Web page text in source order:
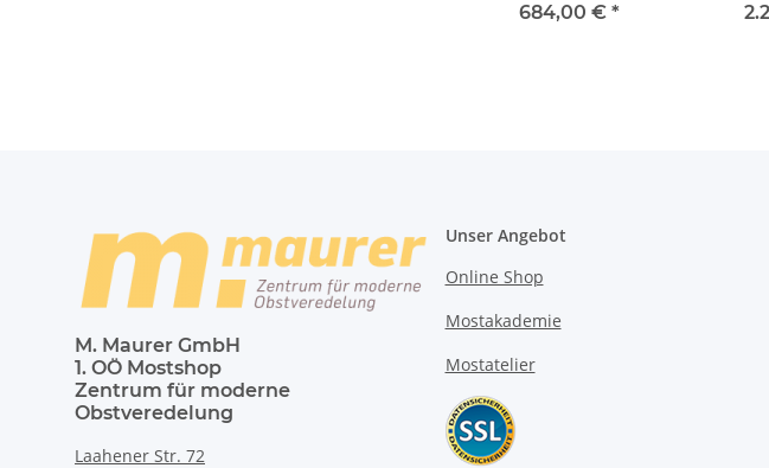
684,00 € *
M. Maurer GmbH
1. OÖ Mostshop
Zentrum für moderne
Obstveredelung
Laahener Str. 72
Unser Angebot
Online Shop
Mostakademie
Mostatelier